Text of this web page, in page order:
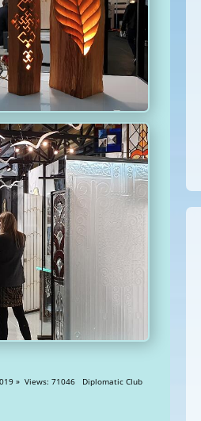
Jaunumi » ComfortHome un Green expo Riga 2019 » Views: 71046 Diplomatic Club